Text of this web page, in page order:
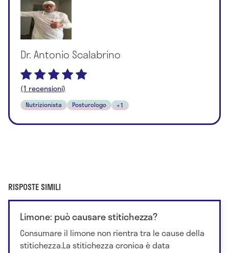
Dr. Antonio Scalabrino
(1 recensioni)
Nutrizionista Posturologo +1
RISPOSTE SIMILI
Limone: può causare stitichezza?
Consumare il limone non rientra tra le cause della
stitichezza.La stitichezza cronica è data